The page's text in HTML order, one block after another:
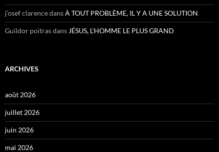
j’osef clarencedansÀ TOUT PROBLÈME, IL Y A UNE SOLUTION
Guildor poitrasdans JÉSUS, L’HOMME LE PLUS GRAND
ARCHIVES
août 2026
juillet 2026
juin 2026
mai 2026